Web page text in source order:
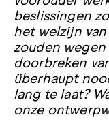
beslissingen
het welzijn
zouden
doorbreken
überhaupt
lang te laat?
onze